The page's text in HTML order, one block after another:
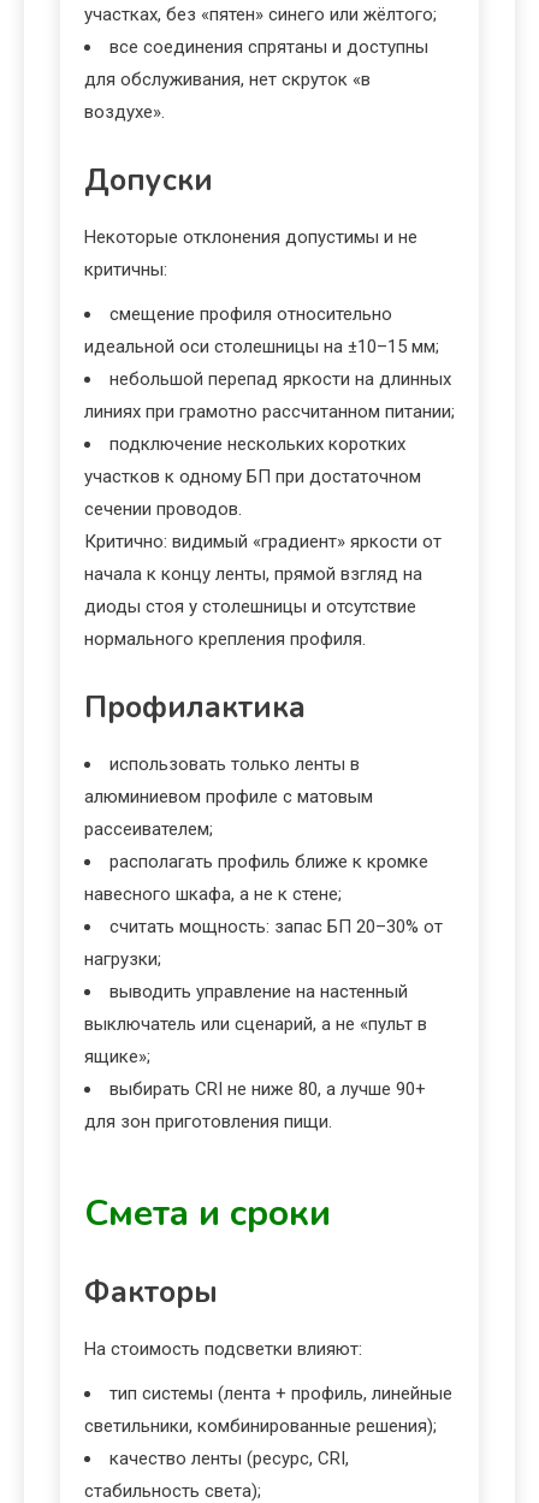
участках, без «пятен» синего или жёлтого;
все соединения спрятаны и доступны
для обслуживания, нет скруток «в
воздухе».
Допуски
Некоторые отклонения допустимы и не
критичны:
смещение профиля относительно
идеальной оси столешницы на ±10–15 мм;
небольшой перепад яркости на длинных
линиях при грамотно рассчитанном питании;
подключение нескольких коротких
участков к одному БП при достаточном
сечении проводов.
Критично: видимый «градиент» яркости от
начала к концу ленты, прямой взгляд на
диоды стоя у столешницы и отсутствие
нормального крепления профиля.
Профилактика
использовать только ленты в
алюминиевом профиле с матовым
рассеивателем;
располагать профиль ближе к кромке
навесного шкафа, а не к стене;
считать мощность: запас БП 20–30% от
нагрузки;
выводить управление на настенный
выключатель или сценарий, а не «пульт в
ящике»;
выбирать CRI не ниже 80, а лучше 90+
для зон приготовления пищи.
Смета и сроки
Факторы
На стоимость подсветки влияют:
тип системы (лента + профиль, линейные
светильники, комбинированные решения);
качество ленты (ресурс, CRI,
стабильность света);